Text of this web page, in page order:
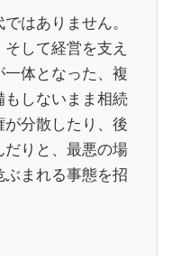
はありません。
して経営を支え
体となった、複
しないまま相続
分散したり、後
りと、最悪の場
まれる事態を招